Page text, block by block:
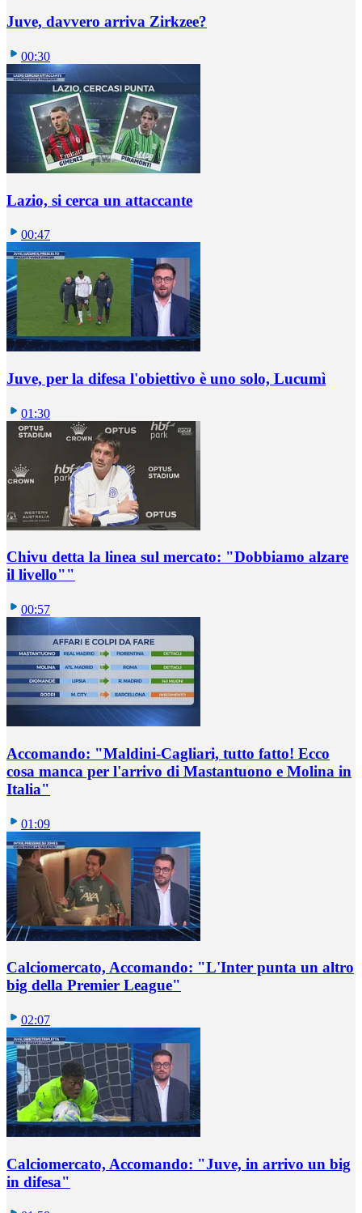
Juve, davvero arriva Zirkzee?
00:30
Lazio, si cerca un attaccante
00:47
Juve, per la difesa l'obiettivo è uno solo, Lucumì
01:30
Chivu detta la linea sul mercato: "Dobbiamo alzare
il livello""
00:57
Accomando: "Maldini-Cagliari, tutto fatto! Ecco
cosa manca per l'arrivo di Mastantuono e Molina in
Italia"
01:09
Calciomercato, Accomando: "L'Inter punta un altro
big della Premier League"
02:07
Calciomercato, Accomando: "Juve, in arrivo un big
in difesa"